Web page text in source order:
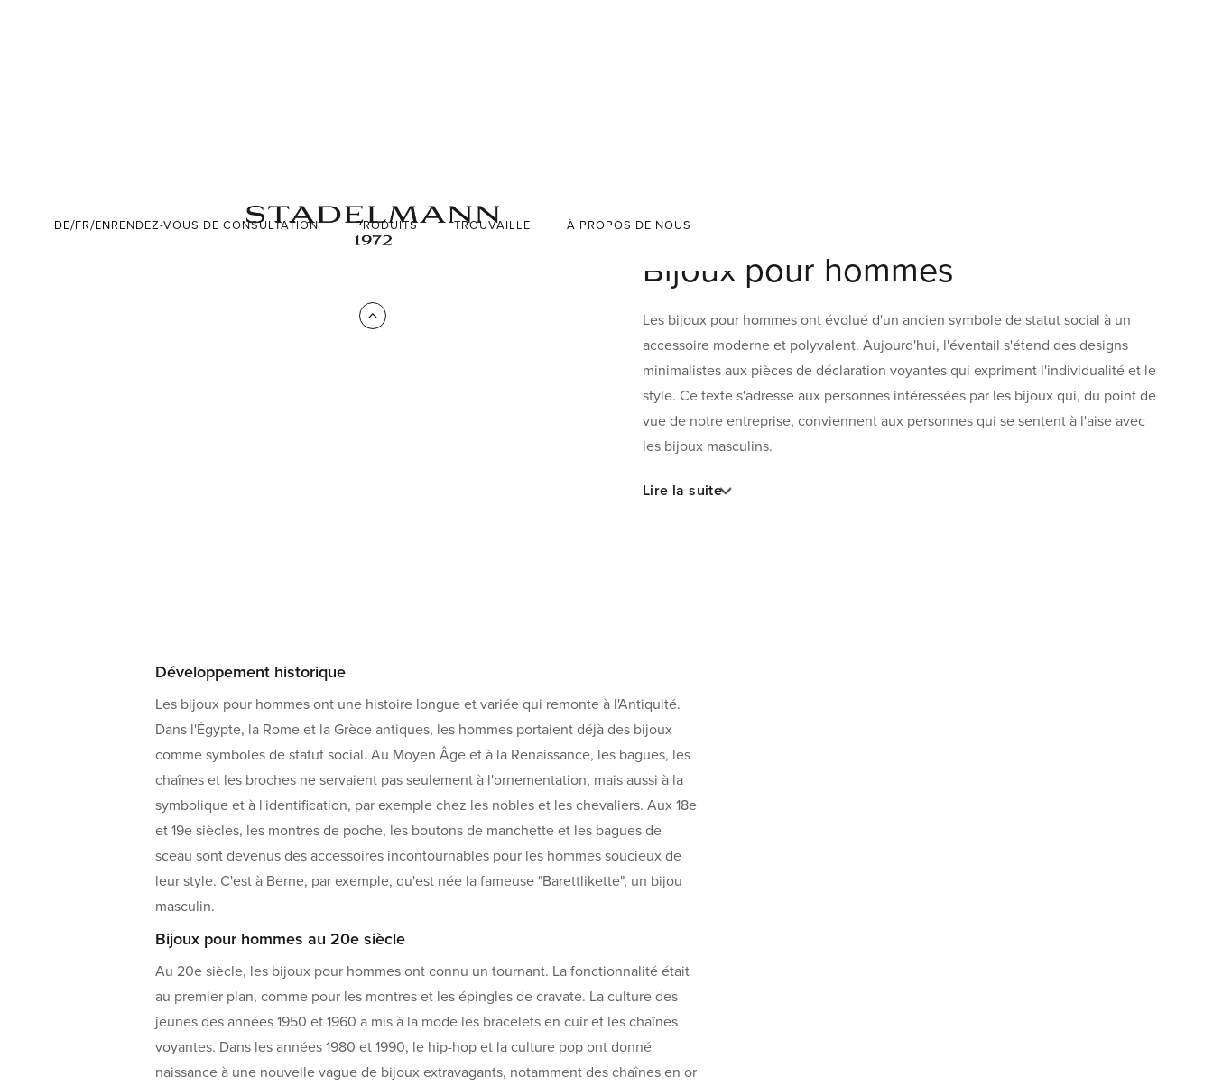
DE/FR/ENRENDEZ-VOUS DE CONSULTATION PRODUITS TROUVAILLE À PROPOS DE NOUS
DÉCLARATION
Bijoux pour hommes
Les bijoux pour hommes ont évolué d'un ancien symbole de statut social à un
accessoire moderne et polyvalent. Aujourd'hui, l'éventail s'étend des designs
minimalistes aux pièces de déclaration voyantes qui expriment l'individualité et le
style. Ce texte s'adresse aux personnes intéressées par les bijoux qui, du point de
vue de notre entreprise, conviennent aux personnes qui se sentent à l'aise avec
les bijoux masculins.
Lire la suite
Développement historique
Les bijoux pour hommes ont une histoire longue et variée qui remonte à l'Antiquité.
Dans l'Égypte, la Rome et la Grèce antiques, les hommes portaient déjà des bijoux
comme symboles de statut social. Au Moyen Âge et à la Renaissance, les bagues, les
chaînes et les broches ne servaient pas seulement à l'ornementation, mais aussi à la
symbolique et à l'identification, par exemple chez les nobles et les chevaliers. Aux 18e
et 19e siècles, les montres de poche, les boutons de manchette et les bagues de
sceau sont devenus des accessoires incontournables pour les hommes soucieux de
leur style. C'est à Berne, par exemple, qu'est née la fameuse "Barettlikette", un bijou
masculin.
Bijoux pour hommes au 20e siècle
Au 20e siècle, les bijoux pour hommes ont connu un tournant. La fonctionnalité était
au premier plan, comme pour les montres et les épingles de cravate. La culture des
jeunes des années 1950 et 1960 a mis à la mode les bracelets en cuir et les chaînes
voyantes. Dans les années 1980 et 1990, le hip-hop et la culture pop ont donné
naissance à une nouvelle vague de bijoux extravagants, notamment des chaînes en or